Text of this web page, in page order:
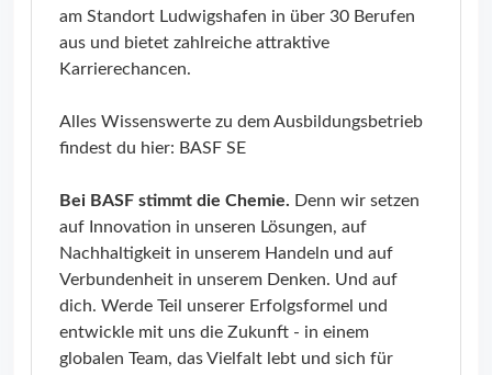
am Standort Ludwigshafen in über 30 Berufen
aus und bietet zahlreiche attraktive
Karrierechancen.
Alles Wissenswerte zu dem Ausbildungsbetrieb
findest du hier: BASF SE
Bei BASF stimmt die Chemie. Denn wir setzen
auf Innovation in unseren Lösungen, auf
Nachhaltigkeit in unserem Handeln und auf
Verbundenheit in unserem Denken. Und auf
dich. Werde Teil unserer Erfolgsformel und
entwickle mit uns die Zukunft - in einem
globalen Team, das Vielfalt lebt und sich für